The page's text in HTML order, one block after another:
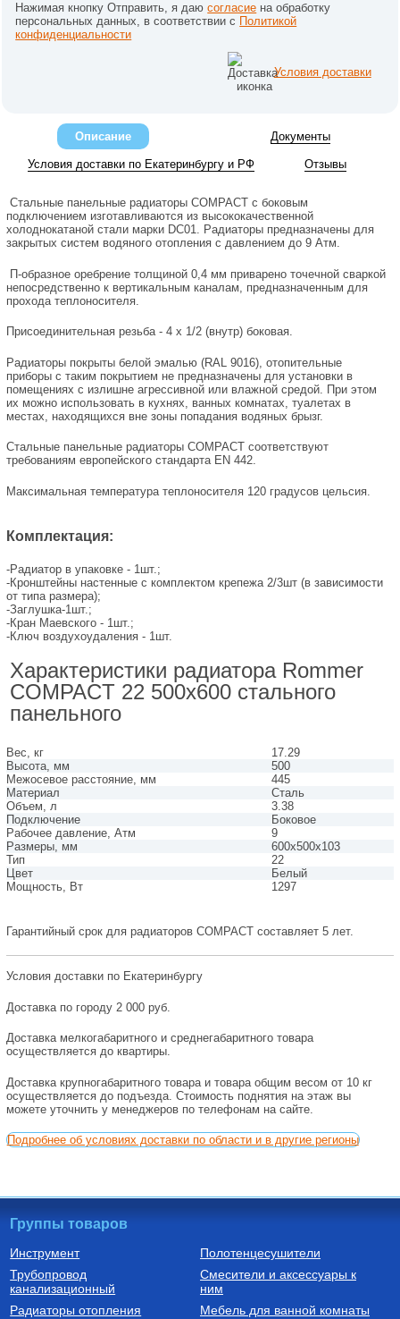
Нажимая кнопку Отправить, я даюсогласие на обработку
персональных данных, в соответствии с Политикой
конфиденциальности
Условия доставки
Описание Документы
Условия доставки по Екатеринбургу и РФ Отзывы
Стальные панельные радиаторы COMPACT с боковым
подключением изготавливаются из высококачественной
холоднокатаной стали марки DC01. Радиаторы предназначены для
закрытых систем водяного отопления с давлением до 9 Атм.
П-образное оребрение толщиной 0,4 мм приварено точечной сваркой
непосредственно к вертикальным каналам, предназначенным для
прохода теплоносителя.
Присоединительная резьба - 4 х 1/2 (внутр) боковая.
Радиаторы покрыты белой эмалью (RAL 9016), отопительные
приборы с таким покрытием не предназначены для установки в
помещениях с излишне агрессивной или влажной средой. При этом
их можно использовать в кухнях, ванных комнатах, туалетах в
местах, находящихся вне зоны попадания водяных брызг.
Стальные панельные радиаторы COMPACT соответствуют
требованиям европейского стандарта EN 442.
Максимальная температура теплоносителя 120 градусов цельсия.
Комплектация:
-Радиатор в упаковке - 1шт.;
-Кронштейны настенные с комплектом крепежа 2/3шт (в зависимости
от типа размера);
-Заглушка-1шт.;
-Кран Маевского - 1шт.;
-Ключ воздухоудаления - 1шт.
Характеристики радиатора Rommer
COMPACT 22 500х600 стального
панельного
Вес, кг
17.29
Высота, мм
500
Межосевое расстояние, мм
445
Материал
Сталь
Объем, л
3.38
Подключение
Боковое
Рабочее давление, Атм
9
Размеры, мм
600х500х103
Тип
22
Цвет
Белый
Мощность, Вт
1297
Гарантийный срок для радиаторов COMPACT составляет 5 лет.
Условия доставки по Екатеринбургу
Доставка по городу 2 000 руб.
Доставка мелкогабаритного и среднегабаритного товара
осуществляется до квартиры.
Доставка крупногабаритного товара и товара общим весом от 10 кг
осуществляется до подъезда. Стоимость поднятия на этаж вы
можете уточнить у менеджеров по телефонам на сайте.
Подробнее об условиях доставки по области и в другие регионы
Группы товаров
Инструмент
Трубопровод
канализационный
Радиаторы отопления
Полотенцесушители
Смесители и аксессуары к
ним
Мебель для ванной комнаты